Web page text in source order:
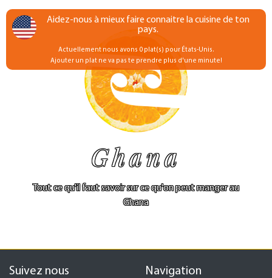
Ghana
Tout ce qu'il faut savoir sur ce qu'on peut manger au
Ghana
Suivez nous Navigation
Aidez-nous à mieux faire connaitre la cuisine de ton
pays.
Actuellement nous avons 0 plat(s) pour États-Unis.
Ajouter un plat ne va pas te prendre plus d'une minute!